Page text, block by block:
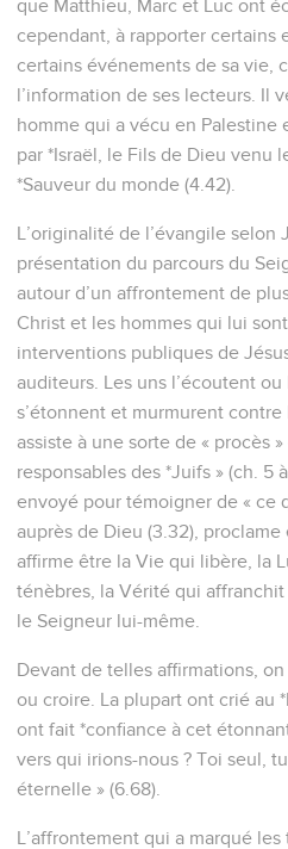
que Matthieu, Marc et Luc ont
cependant, à rapporter certains
certains événements de sa vie,
l’information de ses lecteurs. Il
homme qui a vécu en Palestine
par *Israël, le Fils de Dieu venu
*Sauveur du monde (4.42).
L’originalité de l’évangile selon
présentation du parcours du
autour d’un affrontement de
Christ et les hommes qui lui
interventions publiques de
auditeurs. Les uns l’écoutent
s’étonnent et murmurent contre
assiste à une sorte de « procès
responsables des *Juifs » (ch. 5
envoyé pour témoigner de « ce
auprès de Dieu (3.32),
affirme être la Vie qui libère, la
ténèbres, la Vérité qui
le Seigneur lui-même.
Devant de telles affirmations,
ou croire. La plupart ont crié au
ont fait *confiance à cet
vers qui irions-nous ? Toi seul,
éternelle » (6.68).
L’affrontement qui a marqué